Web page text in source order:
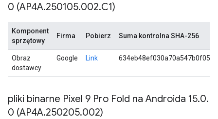
0 (AP4A.250105.002.C1)
Komponent
sprzętowy
Firma Pobierz Suma kontrolna SHA-256
Obraz
dostawcy
Google Link
pliki binarne Pixel 9 Pro Fold na Androida 15.0.
0 (AP4A.250205.002)